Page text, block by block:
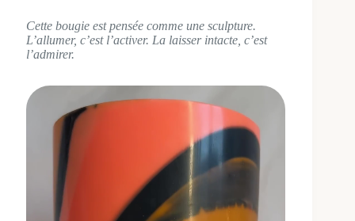
Cette bougie est pensée comme une sculpture.
L’allumer, c’est l’activer. La laisser intacte, c’est
l’admirer.